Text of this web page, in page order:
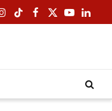
Instagram
TikTokFacebook
X
YouTube